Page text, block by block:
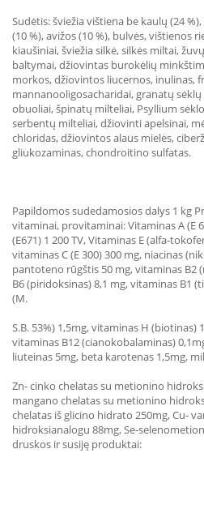
Sudėtis: šviežia vištiena be kaulų (24
(10 %), avižos (10 %), bulvės, vištienos
kiaušiniai, šviežia silkė, silkės miltai,
baltymai, džiovintas burokėlių
morkos, džiovintos liucernos, inulinas,
mannanooligosacharidai, granatų
obuoliai, špinatų milteliai, Psyllium
serbentų milteliai, džiovinti apelsinai,
chloridas, džiovintos alaus mielės,
gliukozaminas, chondroitino sulfatas.
Papildomos sudedamosios dalys 1 kg
vitaminai, provitaminai: Vitaminas A (E
(E671) 1 200 TV, Vitaminas E (alfa-
vitaminas C (E 300) 300 mg, niacinas
pantoteno rūgštis 50 mg, vitaminas B2
B6 (piridoksinas) 8,1 mg, vitaminas B1
(M.
S.B. 53%) 1,5mg, vitaminas H (biotinas)
vitaminas B12 (cianokobalaminas)
liuteinas 5mg, beta karotenas 1,5mg,
Zn- cinko chelatas su metionino
mangano chelatas su metionino
chelatas iš glicino hidrato 250mg, Cu-
hidroksianalogu 88mg, Se-
druskos ir susiję produktai: